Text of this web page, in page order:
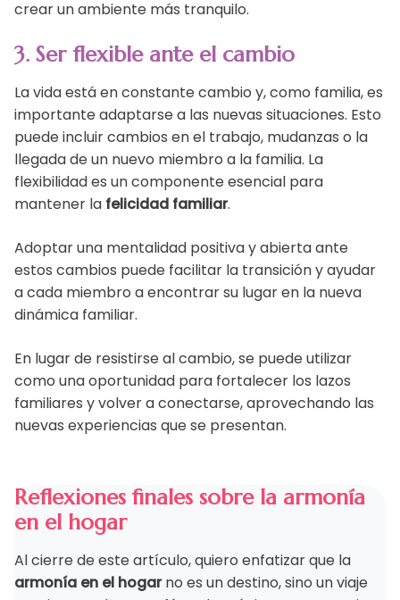
crear un ambiente más tranquilo.
3. Ser flexible ante el cambio
La vida está en constante cambio y, como familia, es
importante adaptarse a las nuevas situaciones. Esto
puede incluir cambios en el trabajo, mudanzas o la
llegada de un nuevo miembro a la familia. La
flexibilidad es un componente esencial para
mantener la felicidad familiar.
Adoptar una mentalidad positiva y abierta ante
estos cambios puede facilitar la transición y ayudar
a cada miembro a encontrar su lugar en la nueva
dinámica familiar.
En lugar de resistirse al cambio, se puede utilizar
como una oportunidad para fortalecer los lazos
familiares y volver a conectarse, aprovechando las
nuevas experiencias que se presentan.
Reflexiones finales sobre la armonía
en el hogar
Al cierre de este artículo, quiero enfatizar que la
armonía en el hogarno es un destino, sino un viaje